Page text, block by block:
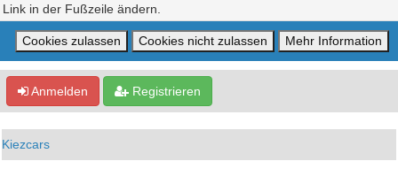
Link in der Fußzeile ändern.
Anmelden Registrieren
Kiezcars